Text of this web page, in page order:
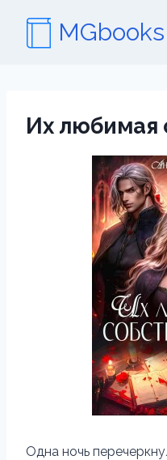
содержимому
MGbooks
Их любимая
Одна ночь